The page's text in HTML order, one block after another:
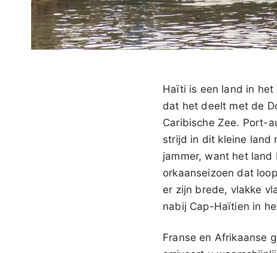
Haïti is een land in
dat het deelt met de
Caribische Zee. Port-
strijd in dit kleine land
jammer, want het
orkaanseizoen dat
er zijn brede, vlakke
nabij Cap-Haïtien in
Franse en Afrikaanse